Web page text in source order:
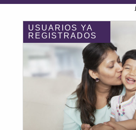
USUARIOS YA
REGISTRADOS